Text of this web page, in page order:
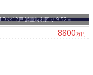
戸 満室時利回り 9.52％
8800万円